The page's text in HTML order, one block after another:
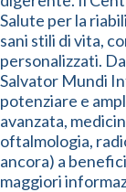
Salute per la
sani stili di vita,
personalizzati.
Salvator Mundi
potenziare e
avanzata,
oftalmologia,
ancora) a
maggiori